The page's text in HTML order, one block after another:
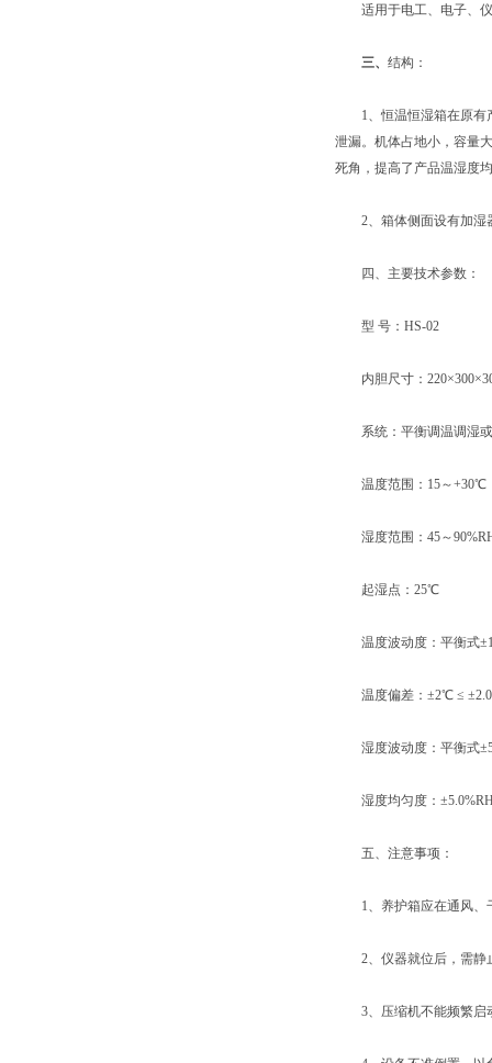
适用于电工、电子、仪
三、 结构：
1、恒温恒湿箱在原有产
泄漏。机体占地小，容量
死角，提高了产品温湿度
2、箱体侧面设有加湿
四、主要技术参数：
型 号：HS-02
内胆尺寸：
系统：平衡调温调湿或
温度范围：15～+30℃
湿度范围：45～
起湿点：25℃
温度波动度：平衡式
温度偏差：±2℃ ≤
湿度波动度：平衡式
湿度均匀度：±5.0%RH
五、注意事项：
1、养护箱应在通风、干
2、仪器就位后，需静止
3、压缩机不能频繁启动